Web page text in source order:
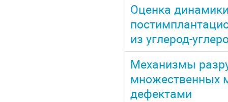
Оценка
из углерод-
Механизмы
множественных
дефектами